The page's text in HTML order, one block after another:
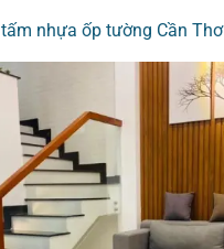
tấm nhựa ốp tường Cần Thơ